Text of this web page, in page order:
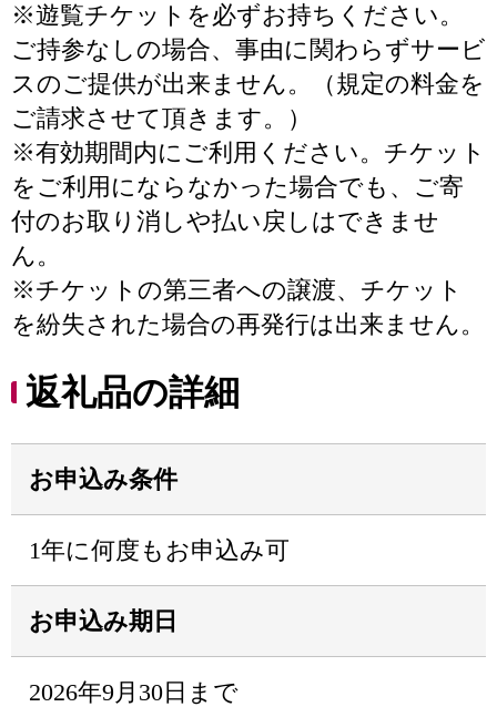
※遊覧チケットを必ずお持ちください。
ご持参なしの場合、事由に関わらずサービ
スのご提供が出来ません。（規定の料金を
ご請求させて頂きます。）
※有効期間内にご利用ください。チケット
をご利用にならなかった場合でも、ご寄
付のお取り消しや払い戻しはできませ
ん。
※チケットの第三者への譲渡、チケット
を紛失された場合の再発行は出来ません。
返礼品の詳細
お申込み条件
1年に何度もお申込み可
お申込み期日
2026年9月30日まで